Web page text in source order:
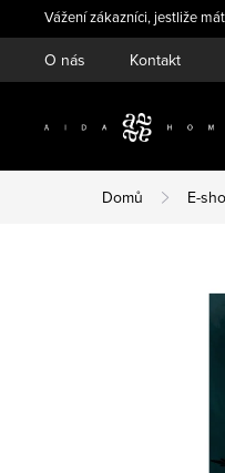
na
obsah
Vážení zákazníci, jestliže
O nás Kontakt
Domů E-